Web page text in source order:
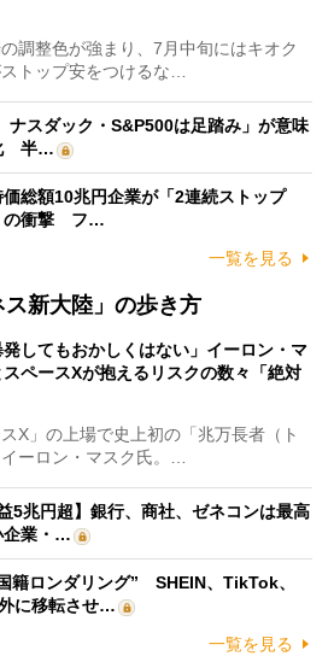
調整色が強まり、7月中旬にはキオク
トップ安をつけるな…
ナスダック・S&P500は足踏み」が意味
半…
価総額10兆円企業が「2連続ストップ
の衝撃 フ…
一覧を見る
新大陸」の歩き方
発してもおかしくはない」イーロン・マ
スペースXが抱えるリスクの数々「絶対
X」の上場で史上初の「兆万長者（ト
ーロン・マスク氏。…
5兆円超】銀行、商社、ゼネコンは最高
企業・…
籍ロンダリング” SHEIN、TikTok、
に移転させ…
一覧を見る